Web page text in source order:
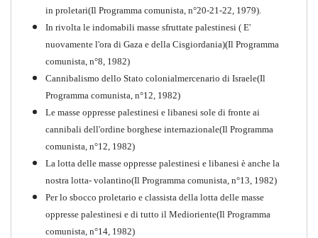
Perchè la Russia non era
comunista
Quaderno n°10
in proletari(Il Programma comunista, n°20-21-22, 1979).
In rivolta le indomabili masse sfruttate palestinesi ( E'
nuovamente l'ora di Gaza e della Cisgiordania)(Il Programma
comunista, n°8, 1982)
Cannibalismo dello Stato colonialmercenario di Israele(Il
Programma comunista, n°12, 1982)
Le masse oppresse palestinesi e libanesi sole di fronte ai
cannibali dell'ordine borghese internazionale(Il Programma
comunista, n°12, 1982)
La lotta delle masse oppresse palestinesi e libanesi è anche la
nostra lotta- volantino(Il Programma comunista, n°13, 1982)
Per lo sbocco proletario e classista della lotta delle masse
oppresse palestinesi e di tutto il Medioriente(Il Programma
comunista, n°14, 1982)